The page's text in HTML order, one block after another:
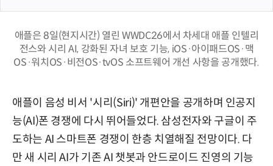
애플은 8일(현지시간) 열린 WWDC26에서 차세대 애플 인텔리
전스와 시리 AI, 강화된 자녀 보호 기능, iOS·아이패드OS·맥
OS·워치OS·비전OS·tvOS 소프트웨어 개선 사항을 공개했다.
애플이 음성 비서 '시리(Siri)' 개편안을 공개하며 인공지
능(AI)폰 경쟁에 다시 뛰어들었다. 삼성전자와 구글이 주
도하는 AI 스마트폰 경쟁이 한층 치열해질 전망이다. 다
만 새 시리 AI가 기존 AI 챗봇과 안드로이드 진영의 기능